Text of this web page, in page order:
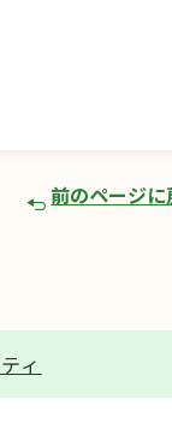
前のページに
ィ